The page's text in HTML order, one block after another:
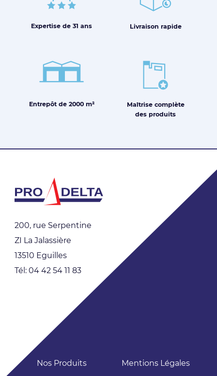
Expertise de 31 ans Livraison rapide
Entrepôt de 2000 m² Maîtrisecomplète
des produits
200, rue Serpentine
ZI La Jalassière
13510 Eguilles
Tél: 04 42 54 11 83
Nos Produits Mentions Légales